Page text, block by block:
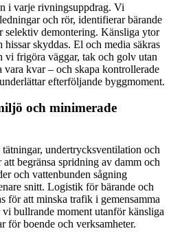
i varje rivningsuppdrag. Vi
och rör, identifierar bärande
selektiv demontering. Känsliga ytor
skyddas. El och media säkras
vi frigöra väggar, tak och golv utan
vara kvar – och skapa kontrollerade
efterföljande byggmoment.
och minimerade
undertrycksventilation och
begränsa spridning av damm och
och vattenbunden sågning
snitt. Logistik för bärande och
för att minska trafik i gemensamma
bullrande moment utanför känsliga
för boende och verksamheter.